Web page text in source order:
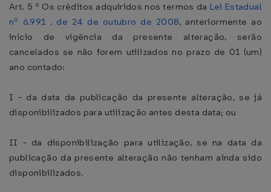
Art. 5 º Os créditos adquiridos nos termos da Lei Estadual
nº 6.991 , de 24 de outubro de 2008, anteriormente ao
início de vigência da presente alteração, serão
cancelados se não forem utilizados no prazo de 01 (um)
ano contado:
I - da data da publicação da presente alteração, se já
disponibilizados para utilização antes desta data; ou
II - da disponibilização para utilização, se na data da
publicação da presente alteração não tenham ainda sido
disponibilizados.